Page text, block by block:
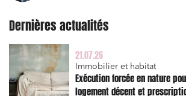
Dernières actualités
21.07.26
Immobilier et habitat
Exécution forcée en nature
logement décent et